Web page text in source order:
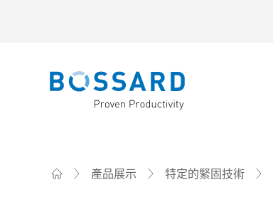
Bossard homepage
產品展示 特定的緊固技術